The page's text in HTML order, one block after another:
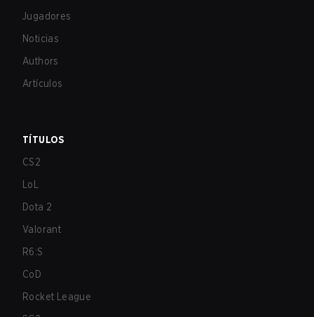
Jugadores
Noticias
Authors
Artículos
TÍTULOS
CS2
LoL
Dota 2
Valorant
R6:S
CoD
Rocket League